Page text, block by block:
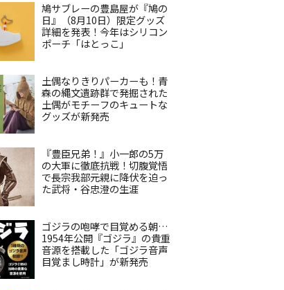
鳩サブレーの豊島屋が『鳩の
日』（8月10日）限定グッズ
詳細を発表！今年はシリコン
ポーチ「はとっこ」
土偶なりきりパーカーも！青
森の縄文遺跡群で発掘された
土偶がモチーフのキュートな
グッズが新発売
『豊臣兄弟！』小一郎の5万
の大軍に徹底抗戦！切腹覚悟
で長宗我部元親に降伏を迫っ
た武将・谷忠澄の生涯
ゴジラの咆哮で目覚める朝…
1954年公開『ゴジラ』の貴重
音源を搭載した「ゴジラ音声
目覚まし時計」が新発売